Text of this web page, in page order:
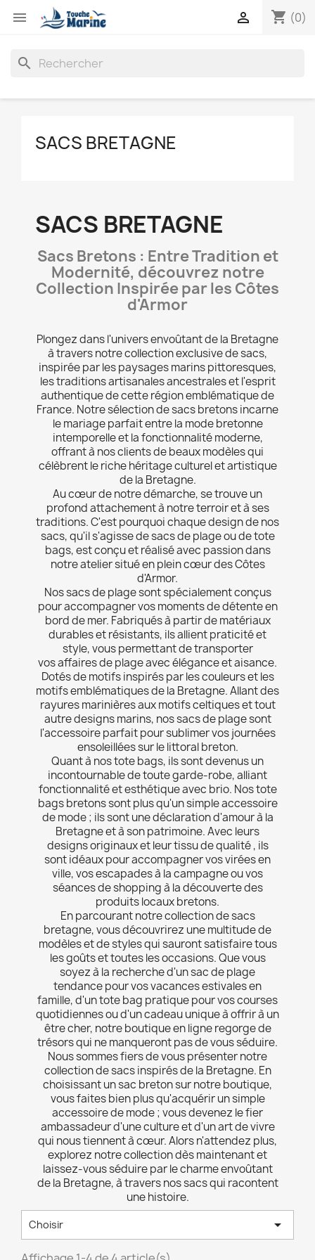
 shopping_cart (0)

search
SACS BRETAGNE
SACS BRETAGNE
Sacs Bretons : Entre Tradition et
Modernité, découvrez notre
Collection Inspirée par les Côtes
d'Armor
Plongez dans l'univers envoûtant de la Bretagne
à travers notre collection exclusive de sacs,
inspirée par les paysages marins pittoresques,
les traditions artisanales ancestrales et l'esprit
authentique de cette région emblématique de
France. Notre sélection de sacs bretons incarne
le mariage parfait entre la mode bretonne
intemporelle et la fonctionnalité moderne,
offrant à nos clients de beaux modèles qui
célèbrent le riche héritage culturel et artistique
de la Bretagne.
Au cœur de notre démarche, se trouve un
profond attachement à notre terroir et à ses
traditions. C'est pourquoi chaque design de nos
sacs, qu'il s'agisse de sacs de plage ou de tote
bags, est conçu et réalisé avec passion dans
notre atelier situé en plein cœur des Côtes
d'Armor.
Nos sacs de plage sont spécialement conçus
pour accompagner vos moments de détente en
bord de mer. Fabriqués à partir de matériaux
durables et résistants, ils allient praticité et
style, vous permettant de transporter
vos affaires de plage avec élégance et aisance.
Dotés de motifs inspirés par les couleurs et les
motifs emblématiques de la Bretagne. Allant des
rayures marinières aux motifs celtiques et tout
autre designs marins, nos sacs de plage sont
l'accessoire parfait pour sublimer vos journées
ensoleillées sur le littoral breton.
Quant à nos tote bags, ils sont devenus un
incontournable de toute garde-robe, alliant
fonctionnalité et esthétique avec brio. Nos tote
bags bretons sont plus qu'un simple accessoire
de mode ; ils sont une déclaration d'amour à la
Bretagne et à son patrimoine. Avec leurs
designs originaux et leur tissu de qualité , ils
sont idéaux pour accompagner vos virées en
ville, vos escapades à la campagne ou vos
séances de shopping à la découverte des
produits locaux bretons.
En parcourant notre collection de sacs
bretagne, vous découvrirez une multitude de
modèles et de styles qui sauront satisfaire tous
les goûts et toutes les occasions. Que vous
soyez à la recherche d'un sac de plage
tendance pour vos vacances estivales en
famille, d'un tote bag pratique pour vos courses
quotidiennes ou d'un cadeau unique à offrir à un
être cher, notre boutique en ligne regorge de
trésors qui ne manqueront pas de vous séduire.
Nous sommes fiers de vous présenter notre
collection de sacs inspirés de la Bretagne. En
choisissant un sac breton sur notre boutique,
vous faites bien plus qu'acquérir un simple
accessoire de mode ; vous devenez le fier
ambassadeur d'une culture et d'un art de vivre
qui nous tiennent à cœur. Alors n'attendez plus,
explorez notre collection dès maintenant et
laissez-vous séduire par le charme envoûtant
de la Bretagne, à travers nos sacs qui racontent
une histoire.
Choisir 